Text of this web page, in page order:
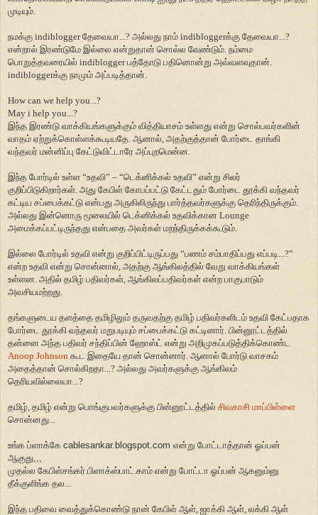
முடியும்.
நமக்கு indiblogger தேவையா...? அல்லது நாம் indibloggerக்கு தேவையா...?
என்றால் இரண்டுமே இல்லை என்றுதான் சொல்ல வேண்டும். நம்மை
பொறுத்தவரையில் indiblogger பத்தோடு பதினொன்று அவ்வளவுதான்.
indibloggerக்கு நாமும் அப்படித்தான்.
How can we help you...?
May i help you...?
இந்த இரண்டு வாக்கியங்களுக்கும் வித்தியாசம் உள்ளது என்று சொல்பவர்களின்
வாதம் ஏற்றுக்கொள்ளக்கூடியதே. ஆனால், அதற்குத்தான் போர்டை தாங்கி
வந்தவர் மன்னிப்பு கேட்டுவிட்டாரே அப்புறமென்ன.
இந்த போர்டில் உள்ள “உதவி” – “டெக்னிக்கல் உதவி” என்று சிலர்
குறிப்பிடுகிறார்கள். அது கேபிள் கோபப்பட்டு கேட்டதும் போர்டை தூக்கி வந்தவர்
கட்டிய சப்பைக்கட்டு என்பது அருகிலிருந்து பார்த்தவர்களுக்கு தெரிந்திருக்கும்.
அல்லது இன்னொரு மூலையில் டெக்னிக்கல் உதவிக்கான Lounge
அமைக்கப்பட்டிருந்தது என்பதை அவர்கள் மறந்திருக்கக்கூடும்.
இல்லை போர்டில் உதவி என்று குறிப்பிட்டிருப்பது “பணம் சம்பாதிப்பது எப்படி...?”
என்ற உதவி என்று சொன்னால், அதற்கு ஆங்கிலத்தில் வேறு வாக்கியங்கள்
உள்ளன. அதில் தமிழ் பதிவர்கள், ஆங்கிலப்பதிவர்கள் என்ற பாகுபாடும்
அவசியமற்றது.
தங்களுடைய தளத்தை தமிழிலும் தருவதற்கு தமிழ் பதிவர்களிடம் உதவி கேட்பதாக
போர்டை தூக்கி வந்தவர் மறுபடியும் சப்பைக்கட்டு கட்டினார். பின்னூட்டத்தில்
தன்னை அந்த பதிவர் சந்திப்பின் ஹோஸ்ட் என்று அறிமுகப்படுத்திக்கொண்ட
Anoop Johnson கூட இதையே தான் சொன்னார். ஆனால் போர்டு வாசகம்
அதைத்தான் சொல்கிறதா...? அல்லது அவர்களுக்கு ஆங்கிலம்
தெரியவில்லையா...?
தமிழ், தமிழ் என்று பொங்குபவர்களுக்கு பின்னூட்டத்தில் சிவகாசி மாப்பிள்ளை
சொன்னது...
உங்க ப்ளாக்கே cablesankar.blogspot.com என்று போட்டாத்தான் ஓப்பன்
ஆகுது
முதல்ல கேபிள்சங்கர்.பிளாக்ஸ்பாட்.காம் என்று போட்டா ஓப்பன் ஆகனும்னு
தீக்குளிங்க தல...
இந்த பதிவை வைத்துக்கொண்டு நான் கேபிள் ஆள், ஜாக்கி ஆள், லக்கி ஆள்